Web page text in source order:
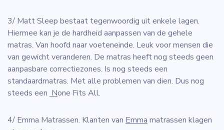
3/ Matt Sleep bestaat tegenwoordig uit enkele lagen.
Hiermee kan je de hardheid aanpassen van de gehele
matras. Van hoofd naar voeteneinde. Leuk voor mensen die
van gewicht veranderen. De matras heeft nog steeds geen
aanpasbare correctiezones. Is nog steeds een
standaardmatras. Met alle problemen van dien. Dus nog
steeds een None Fits All.
4/ Emma Matrassen. Klanten van Emma matrassen klagen